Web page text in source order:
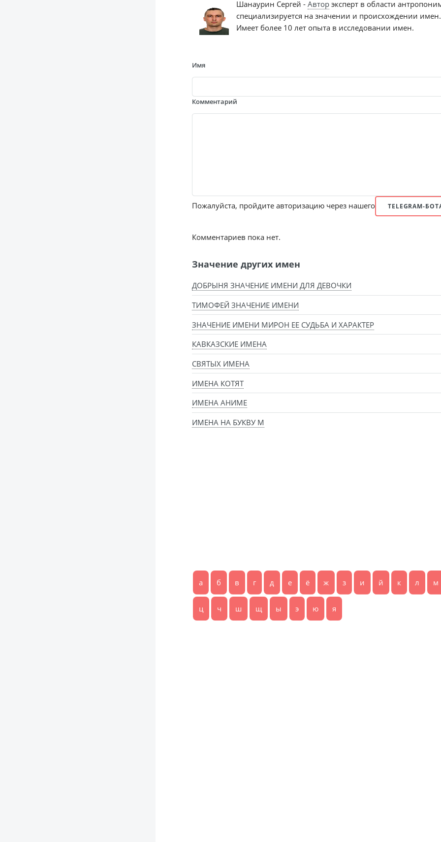
Шанаурин Сергей - Авторэксперт в области
специализируется на значении и происхождении имен.
Имеет более 10 лет опыта в исследовании имен.
Имя
Комментарий
Пожалуйста, пройдите авторизацию через нашего TELEGRAM-
Комментариев пока нет.
Значение других имен
ДОБРЫНЯ ЗНАЧЕНИЕ ИМЕНИ ДЛЯ ДЕВОЧКИ
ТИМОФЕЙ ЗНАЧЕНИЕ ИМЕНИ
ЗНАЧЕНИЕ ИМЕНИ МИРОН ЕЕ СУДЬБА И ХАРАКТЕР
КАВКАЗСКИЕ ИМЕНА
СВЯТЫХ ИМЕНА
ИМЕНА КОТЯТ
ИМЕНА АНИМЕ
ИМЕНА НА БУКВУ М
а б в г д е ё ж з и й к л м
ц ч ш щ ы э ю я